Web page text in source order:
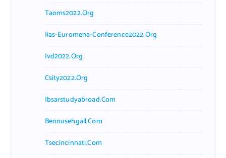
Taoms2022.org
Iias-Euromena-Conference2022.org
Ivd2022.org
Csity2022.org
Ibsarstudyabroad.com
Bennusehgall.com
Tsecincinnati.com